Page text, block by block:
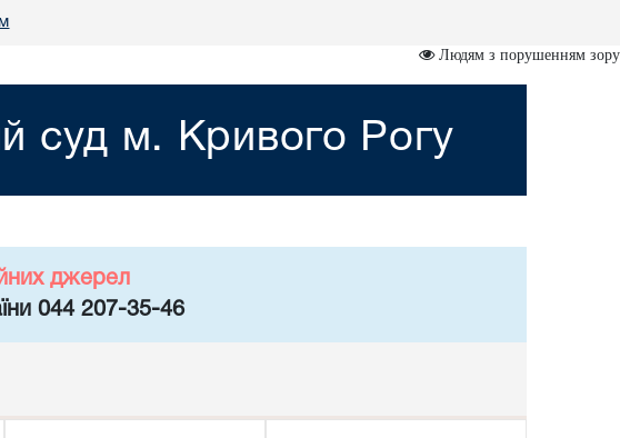
Людям з порушенням зору
суд м. Кривого Рогу
джерел
044 207-35-46